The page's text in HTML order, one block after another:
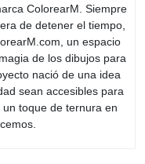
ColorearM. Siempre
de detener el tiempo,
un espacio
de los dibujos para
nació de una idea
sean accesibles para
toque de ternura en